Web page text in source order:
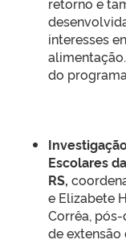
interesses
do programa
Escolares
RS,
e Elizabete
Corrêa,
de